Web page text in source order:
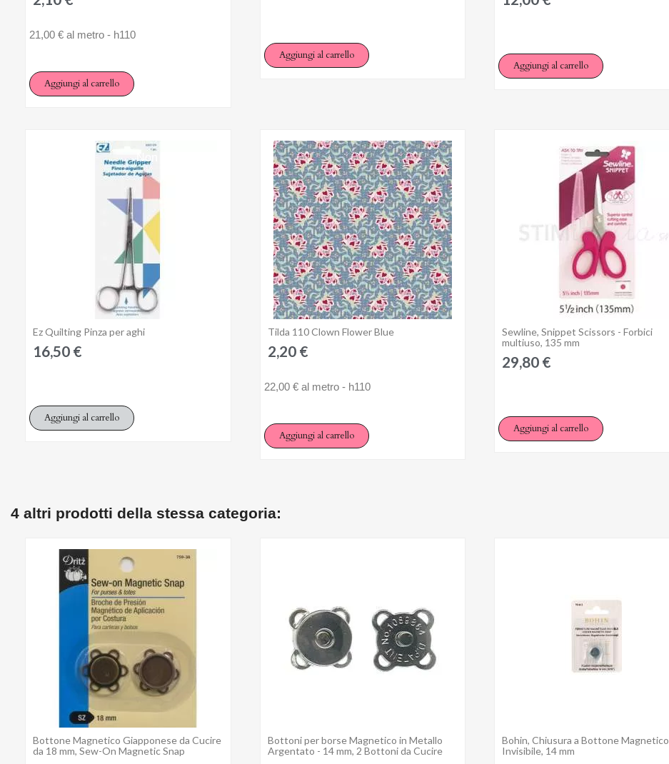
21,00 € al metro - h110
Aggiungi al carrello
Aggiungi al carrello
Aggiungi al carrello
Anteprima
Non disponibile
Ez Quilting Pinza per aghi
16,50 €
Aggiungi al carrello
Anteprima
Tilda 110 Clown Flower Blue
2,20 €
22,00 € al metro - h110
Aggiungi al carrello
Anteprima
Sewline, Snippet Scissors - Forbici
multiuso, 135 mm
29,80 €
Aggiungi al carrello
4 altri prodotti della stessa categoria:
Anteprima
Bottone Magnetico Giapponese da Cucire
da 18 mm, Sew-On Magnetic Snap
Anteprima
Bottoni per borse Magnetico in Metallo
Argentato - 14 mm, 2 Bottoni da Cucire
Anteprima
Bohin, Chiusura a Bottone Magnetico
Invisibile, 14 mm
You need to be logged in to save products in your wish list.
Annulla Accedi